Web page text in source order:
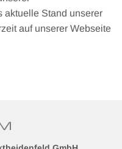
aktuelle Stand unserer
auf unserer Webseite